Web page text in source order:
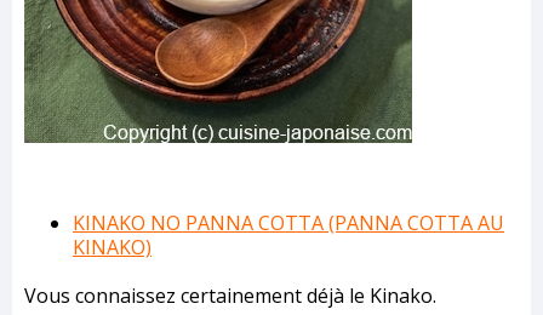
KINAKO NO PANNA COTTA (PANNA COTTA AU
KINAKO)
Vous connaissez certainement déjà le Kinako.